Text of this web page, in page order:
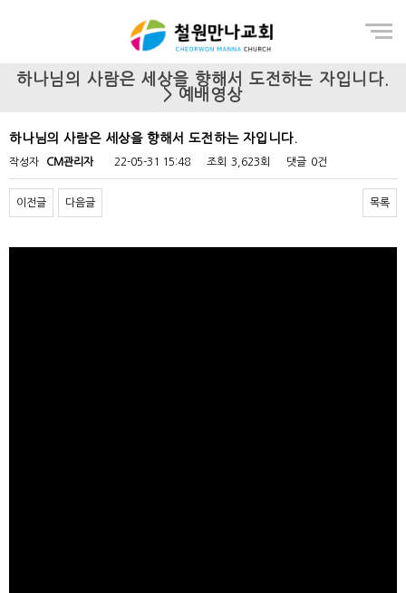
하나님의 사람은 세상을 향해서 도전하는 자입니다.
> 예배영상
하나님의 사람은 세상을 향해서 도전하는 자입니다.
작성자 CM관리자 22-05-31 15:48 조회 3,623회 댓글 0건
이전글 다음글 목록